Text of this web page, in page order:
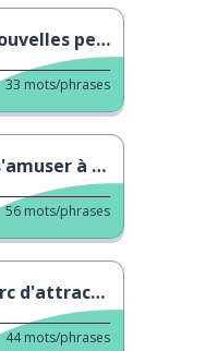
personnes
33 mots/phrases
à Gifu
56 mots/phrases
Seibuen.
44 mots/phrases